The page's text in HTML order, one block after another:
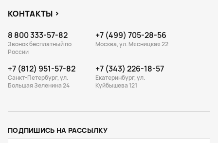
КОНТАКТЫ
8 800 333-57-82
Звонок бесплатный по
России
+7 (499) 705-28-56
Москва, ул. Мясницкая 22
+7 (812) 951-57-82
Санкт-Петербург, ул.
Большая Зеленина 24
+7 (343) 226-18-57
Екатеринбург, ул.
Куйбышева 121
ПОДПИШИСЬ НА РАССЫЛКУ